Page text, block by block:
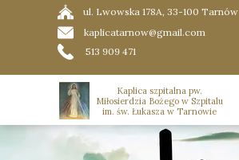
kaplicatarnow@gmail.com
ul. Lwowska 178A, 33-100 Tarnów
513 909 471
Kaplica szpitalna pw.
Miłosierdzia Bożego w Szpitalu
im. św. Łukasza w Tarnowie